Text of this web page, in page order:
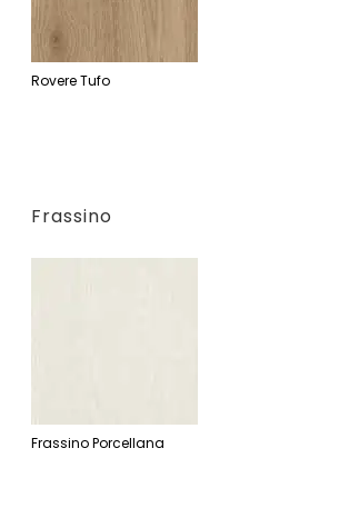
Rovere Tufo
Frassino
Frassino Porcellana